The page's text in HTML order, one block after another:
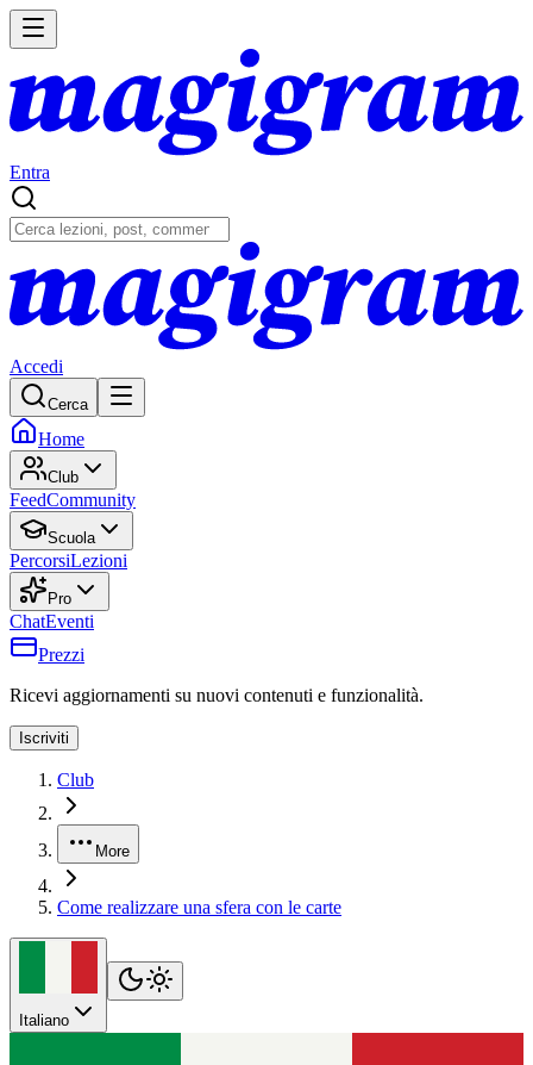
Entra
Accedi
Cerca
Home
Club
FeedCommunity
Scuola
PercorsiLezioni
Pro
ChatEventi
Prezzi
Ricevi aggiornamenti su nuovi contenuti e funzionalità.
Iscriviti
Club
More
Come realizzare una sfera con le carte
Italiano